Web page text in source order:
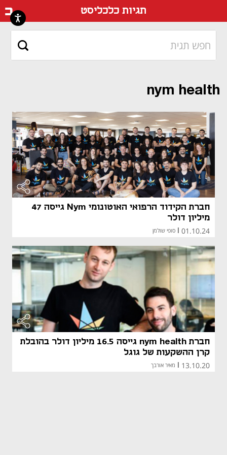
תגיות כלכליסט
nym health
חברת הקידוד הרפואי האוטונומי Nym גייסה 47
מיליון דולר
01.10.24 סופי שולמן
חברת nym health גייסה 16.5 מיליון דולר בהובלת
קרן ההשקעות של גוגל
13.10.20 מאיר אורבך